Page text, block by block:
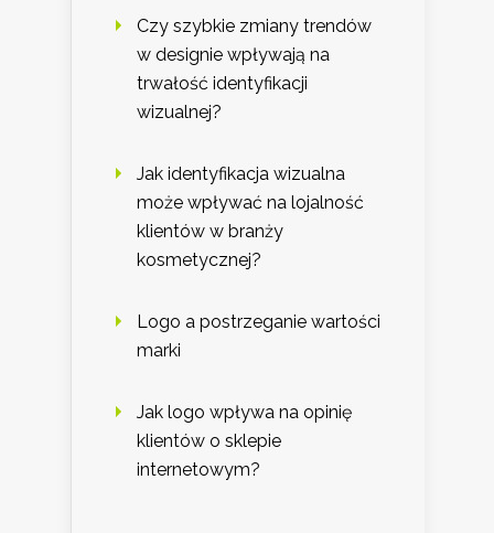
Czy szybkie zmiany trendów
w designie wpływają na
trwałość identyfikacji
wizualnej?
Jak identyfikacja wizualna
może wpływać na lojalność
klientów w branży
kosmetycznej?
Logo a postrzeganie wartości
marki
Jak logo wpływa na opinię
klientów o sklepie
internetowym?